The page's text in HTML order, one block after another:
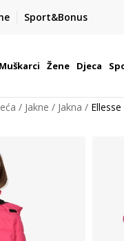
Sport&Bonus
NOW
800 paketomata u
Muškarci Žene Djeca
Jakne Jakna